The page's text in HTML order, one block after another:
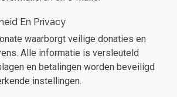
En Privacy
waarborgt veilige donaties en
Alle informatie is versleuteld
en betalingen worden beveiligd
instellingen.